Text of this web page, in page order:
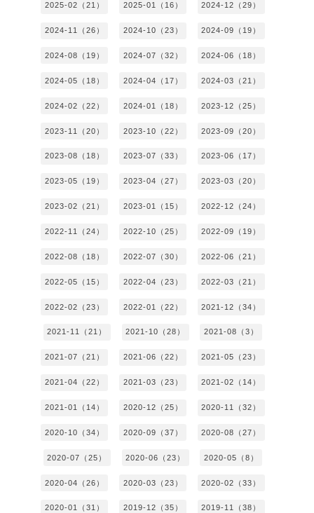
2025-02（21） 2025-01（16） 2024-12（29）
2024-11（26） 2024-10（23） 2024-09（19）
2024-08（19） 2024-07（32） 2024-06（18）
2024-05（18） 2024-04（17） 2024-03（21）
2024-02（22） 2024-01（18） 2023-12（25）
2023-11（20） 2023-10（22） 2023-09（20）
2023-08（18） 2023-07（33） 2023-06（17）
2023-05（19） 2023-04（27） 2023-03（20）
2023-02（21） 2023-01（15） 2022-12（24）
2022-11（24） 2022-10（25） 2022-09（19）
2022-08（18） 2022-07（30） 2022-06（21）
2022-05（15） 2022-04（23） 2022-03（21）
2022-02（23） 2022-01（22） 2021-12（34）
2021-11（21） 2021-10（28） 2021-08（3）
2021-07（21） 2021-06（22） 2021-05（23）
2021-04（22） 2021-03（23） 2021-02（14）
2021-01（14） 2020-12（25） 2020-11（32）
2020-10（34） 2020-09（37） 2020-08（27）
2020-07（25） 2020-06（23） 2020-05（8）
2020-04（26） 2020-03（23） 2020-02（33）
2020-01（31） 2019-12（35） 2019-11（38）